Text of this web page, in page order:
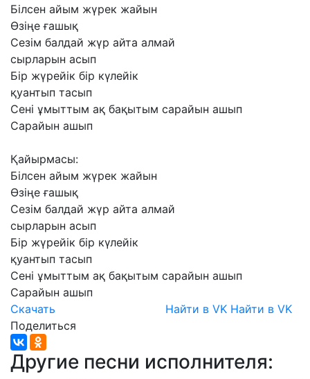
Білсен айым жүрек жайын
Өзіңе ғашық
Сезім балдай жүр айта алмай
сырларын асып
Бір жүрейік бір күлейік
қуантып тасып
Сені ұмыттым ақ бақытым сарайын ашып
Сарайын ашып
Қайырмасы:
Білсен айым жүрек жайын
Өзіңе ғашық
Сезім балдай жүр айта алмай
сырларын асып
Бір жүрейік бір күлейік
қуантып тасып
Сені ұмыттым ақ бақытым сарайын ашып
Сарайын ашып
Скачать
Найти в VK Найти в VK
Поделиться
Другие песни исполнителя: